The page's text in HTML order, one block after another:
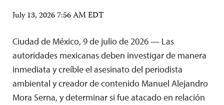
July 13, 2026 7:56 AM EDT
Ciudad de México, 9 de julio de 2026 — Las
autoridades mexicanas deben investigar de manera
inmediata y creíble el asesinato del periodista
ambiental y creador de contenido Manuel Alejandro
Mora Serna, y determinar si fue atacado en relación